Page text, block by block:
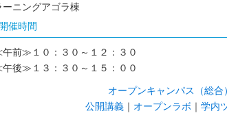
ーニングアゴラ棟
催時間
前≫１０：３０～１２：３０
後≫１３：３０～１５：００
オープンキャンパス（総合）
公開講義｜ オープンラボ ｜ 学内